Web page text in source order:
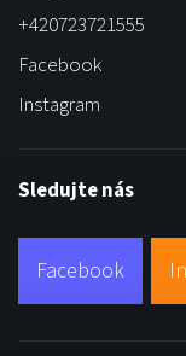
+420723721555
Facebook
Instagram
Sledujte nás
Facebook